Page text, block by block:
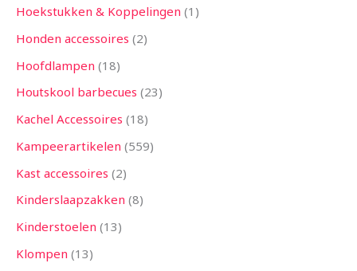
Hoekstukken & Koppelingen 1
Honden accessoires 2
Hoofdlampen 18
Houtskool barbecues 23
Kachel Accessoires 18
Kampeerartikelen 559
Kast accessoires 2
Kinderslaapzakken 8
Kinderstoelen 13
Klompen 13